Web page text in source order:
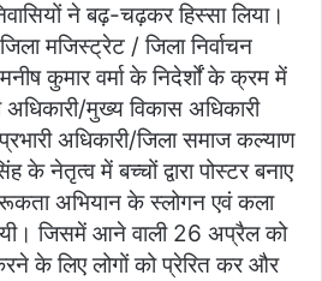
ने बढ़-चढ़कर हिस्सा लिया।
मजिस्ट्रेट / जिला निर्वाचन
कुमार वर्मा के निदेर्शों के क्रम में
अधिकारी/मुख्य विकास अधिकारी
अधिकारी/जिला समाज कल्याण
के नेतृत्व में बच्चों द्वारा पोस्टर बनाए
अभियान के स्लोगन एवं कला
जिसमें आने वाली 26 अप्रैल को
के लिए लोगों को प्रेरित कर और